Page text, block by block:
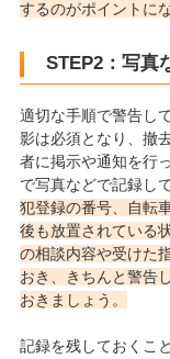
するのがポイントに
STEP2：写真
適切な手順で警告し
影は必須となり、撤
者に掲示や通知を行
で写真などで記録し
犯登録の番号、自転
後も放置されている
の相談内容や受けた
おき、きちんと警告
おきましょう。
記録を残しておくこ